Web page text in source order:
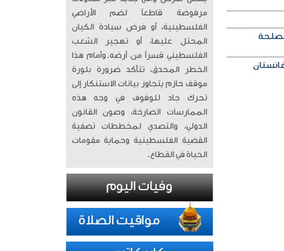
مرفوضة قاطعاً لضم الأراضي
الفلسطينية، أو فرض سيادة الكيان
المحتل عليها، أو تهجير الشعب
الفلسطيني قسراً من أرضه. ​وأمام هذا
الخطر المحدق، تتأكد ضرورة بلورة
موقف حازم يتجاوز بيانات الاستنكار إلى
تحرك جاد للوقوف في وجه هذه
الممارسات الصارخة، وصون القانون
الدولي، والتصدي لمخططات تصفية
القضية الفلسطينية وحماية مقومات
الحياة في القطاع.